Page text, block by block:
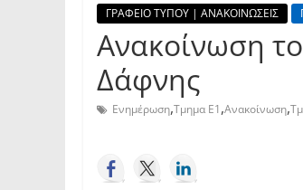
ΓΡΑΦΕΙΟ ΤΥΠΟΥ | ΑΝΑΚΟΙΝΩΣΕΙΣ
Ανακοίνωση
Δάφνης
Ενημέρωση,Τμημα Ε1,Ανακοίνωση,